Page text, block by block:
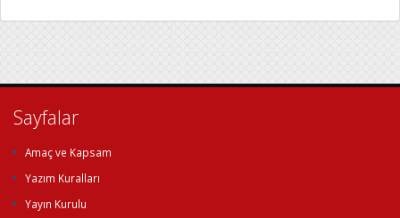
Sayfalar
Amaç ve Kapsam
Yazım Kuralları
Yayın Kurulu